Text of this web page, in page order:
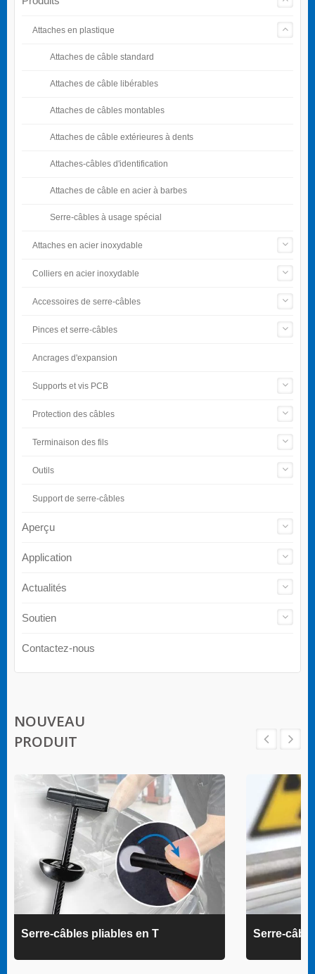
Attaches en plastique
Attaches de câble standard
Attaches de câble libérables
Attaches de câbles montables
Attaches de câble extérieures à dents
Attaches-câbles d'identification
Attaches de câble en acier à barbes
Serre-câbles à usage spécial
Attaches en acier inoxydable
Colliers en acier inoxydable
Accessoires de serre-câbles
Pinces et serre-câbles
Ancrages d'expansion
Supports et vis PCB
Protection des câbles
Terminaison des fils
Outils
Support de serre-câbles
Aperçu
Application
Actualités
Soutien
Contactez-nous
NOUVEAU
PRODUIT
Serre-câbles pliables en T Serre-